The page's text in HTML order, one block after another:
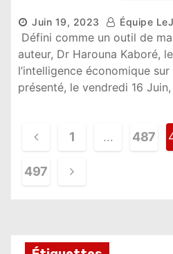
Juin 19, 2023 Équipe
Défini comme un outil de
auteur, Dr Harouna Kaboré,
l’intelligence économique sur
présenté, le vendredi 16
a
v
g
1 … 487
497